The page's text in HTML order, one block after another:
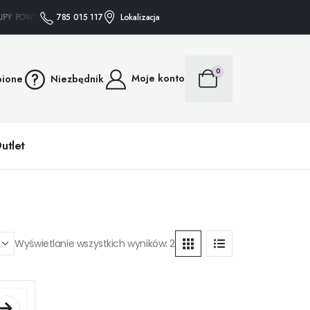
75 ZŁ WYSYŁAMY GRATIS • • • ZAKUPY POWYŻEJ 75 ZŁ
785 015 117 Lokalizacja
Niezbędnik Moje konto
0
Wyświetlanie wszystkich wyników: 2